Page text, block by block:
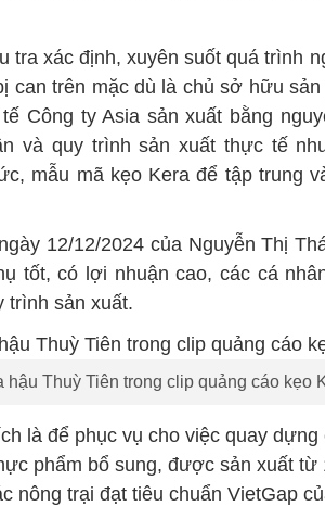
tra xác định, xuyên suốt quá trình
can trên mặc dù là chủ sở hữu
Công ty Asia sản xuất bằng
và quy trình sản xuất thực tế
mẫu mã kẹo Kera để tập trung
12/12/2024 của Nguyễn Thị
tốt, có lợi nhuận cao, các cá
trình sản xuất.
hậu Thuỳ Tiên trong clip quảng cáo kẹo
là để phục vụ cho việc quay dựng
phẩm bổ sung, được sản xuất từ
nông trại đạt tiêu chuẩn VietGap